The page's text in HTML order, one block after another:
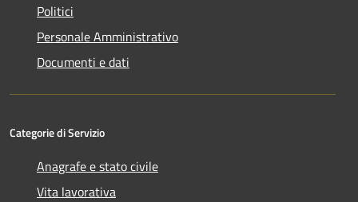
Politici
Personale Amministrativo
Documenti e dati
Categorie di Servizio
Anagrafe e stato civile
Vita lavorativa